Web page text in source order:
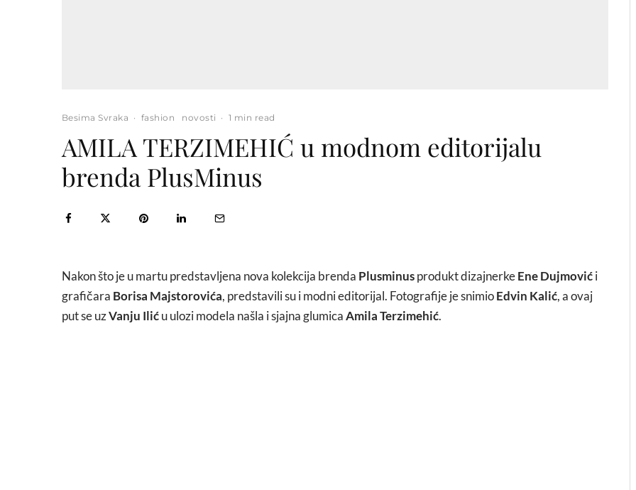
Besima Svraka · fashion novosti · 1 min read
AMILA TERZIMEHIĆ u modnom editorijalu
brenda PlusMinus
Nakon što je u martu predstavljena nova kolekcija brenda Plusminusprodukt dizajnerkeEne Dujmovići
grafičara Borisa Majstorovića, predstavili su i modni editorijal. Fotografije je snimioEdvin Kalić, a ovaj
put se uzVanju Iliću ulozi modela našla i sjajna glumicaAmila Terzimehić.